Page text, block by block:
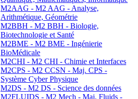
M2AAG - M2 AAG - Analyse,
Arithmétique, Géométrie
M2BBH - M2 BBH - Biologie,
Biotechnologie et Santé
M2BME - M2 BME - Ingénierie
BioMédicale
M2CHI - M2 CHI - Chimie et Interfaces
M2CPS - M2 CCSN - Maj. CPS -
Système Cyber Physique
M2DS - M2 DS - Science des données
M2FLUIDS - M2 Mech - Maj. Fluids -